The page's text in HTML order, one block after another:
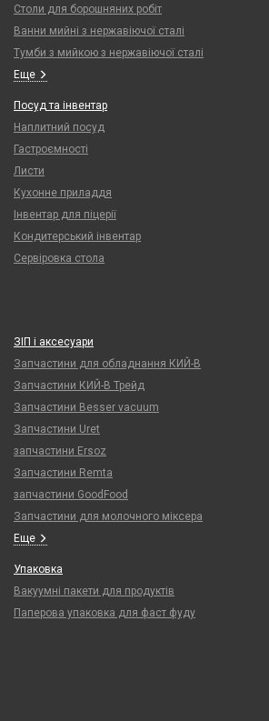
Столи для борошняних робіт
Ванни мийні з нержавіючої сталі
Тумби з мийкою з нержавіючої сталі
Еще
Посуд та інвентар
Наплитний посуд
Гастроємності
Листи
Кухонне приладдя
Інвентар для піцерії
Кондитерський інвентар
Сервіровка стола
ЗІП і аксесуари
Запчастини для обладнання КИЙ-В
Запчастини КИЙ-В Трейд
Запчастини Besser vacuum
Запчастини Uret
запчастини Ersoz
Запчастини Remta
запчастини GoodFood
Запчастини для молочного міксера
Еще
Упаковка
Вакуумні пакети для продуктів
Паперова упаковка для фаст фуду